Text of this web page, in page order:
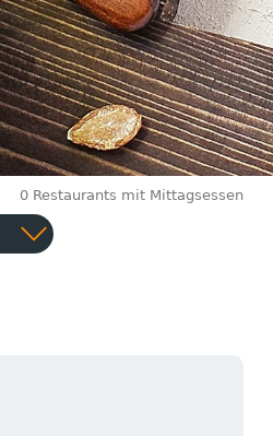
0 Restaurants mit Mittagsessen